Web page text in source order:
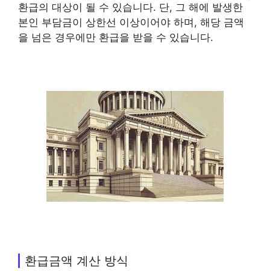
환급의 대상이 될 수 있습니다. 단, 그 해에 발생한
본인 부담금이 상한선 이상이어야 하며, 해당 금액
을 넘은 경우에만 환급을 받을 수 있습니다.
환급금액 계산 방식